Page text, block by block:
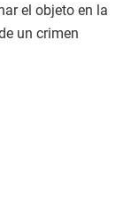
el objeto en la
un crimen